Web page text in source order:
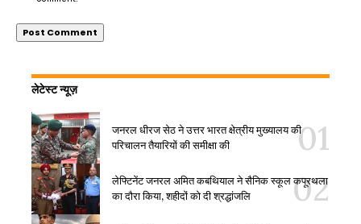
लेटेस्ट न्यूज़
जनरल धीरज सेठ ने उत्तर भारत क्षेत्रीय मुख्यालय की
परिचालन तैयारियों की समीक्षा की
लेफ्टिनेंट जनरल अमित कबथियाल ने सैनिक स्कूल कपूरथला
का दौरा किया, शहीदों को दी श्रद्धांजलि